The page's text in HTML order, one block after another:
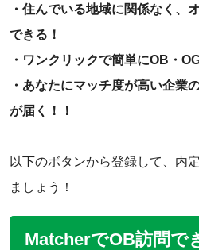
・住んでいる地域に関係なく、
できる！
・ワンクリックで簡単にOB・
・あなたにマッチ度が高い企業
が届く！！
以下のボタンから登録して、内
ましょう！
MatcherでOB訪問で